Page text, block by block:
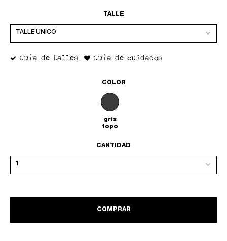
TALLE
Guía de talles Guía de cuidados
COLOR
gris
topo
CANTIDAD
COMPRAR